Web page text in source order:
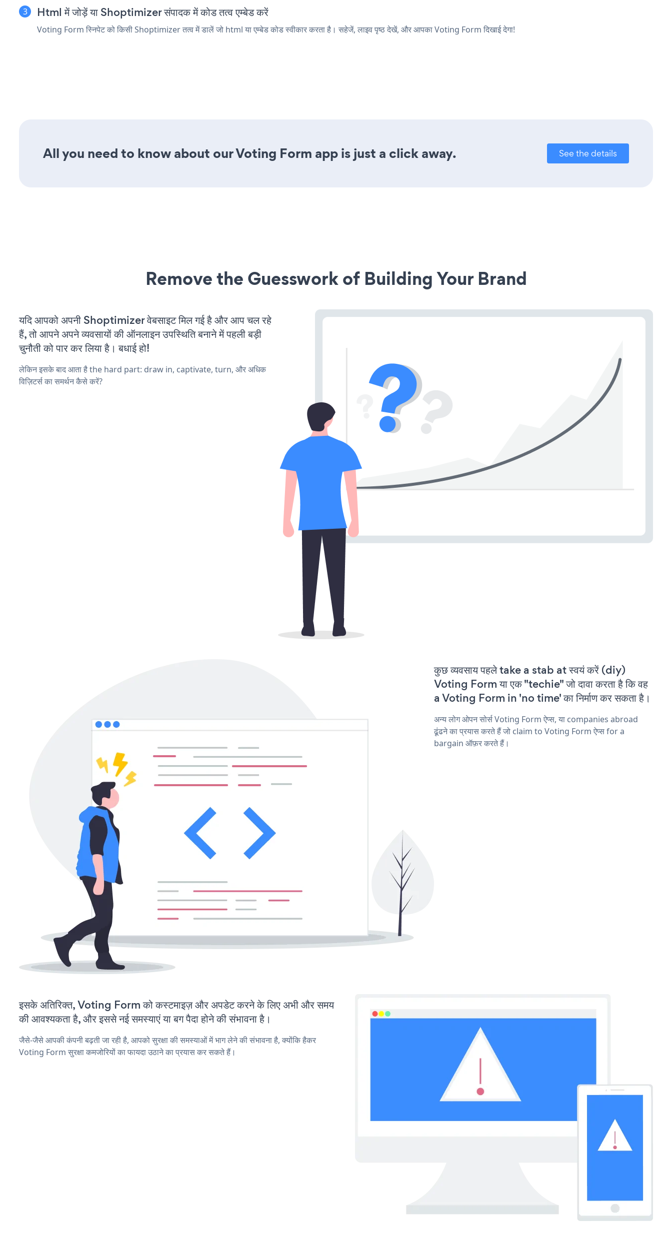
Html में जोड़ें या Shoptimizer संपादक में कोड तत्व एम्बेड करें
Voting Form स्निपेट को किसी Shoptimizer तत्व में डालें जो html या एम्बेड कोड स्वीकार करता है। सहेजें, लाइव पृष्ठ देखें, और आपका Voting Form दिखाई देगा!
All you need to know about our Voting Form app is just a click away. See the details
Remove the Guesswork of Building Your Brand
यदि आपको अपनी Shoptimizer वेबसाइट मिल गई है और आप चल रहे
हैं, तो आपने अपने व्यवसायों की ऑनलाइन उपस्थिति बनाने में पहली बड़ी
चुनौती को पार कर लिया है। बधाई हो!
लेकिन इसके बाद आता है the hard part: draw in, captivate, turn, और अधिक
विज़िटर्स का समर्थन कैसे करें?
कुछ व्यवसाय पहले take a stab at स्वयं करें (diy)
Voting Form या एक "techie" जो दावा करता है कि वह
a Voting Form in 'no time' का निर्माण कर सकता है।
अन्य लोग ओपन सोर्स Voting Form ऐप्स, या companies abroad
ढूंढने का प्रयास करते हैं जो claim to Voting Form ऐप्स for a
bargain ऑफ़र करते हैं।
इसके अतिरिक्त, Voting Form को कस्टमाइज़ और अपडेट करने के लिए अभी और समय
की आवश्यकता है, और इससे नई समस्याएं या बग पैदा होने की संभावना है।
जैसे-जैसे आपकी कंपनी बढ़ती जा रही है, आपको सुरक्षा की समस्याओं में भाग लेने की संभावना है, क्योंकि हैकर
Voting Form सुरक्षा कमजोरियों का फायदा उठाने का प्रयास कर सकते हैं।